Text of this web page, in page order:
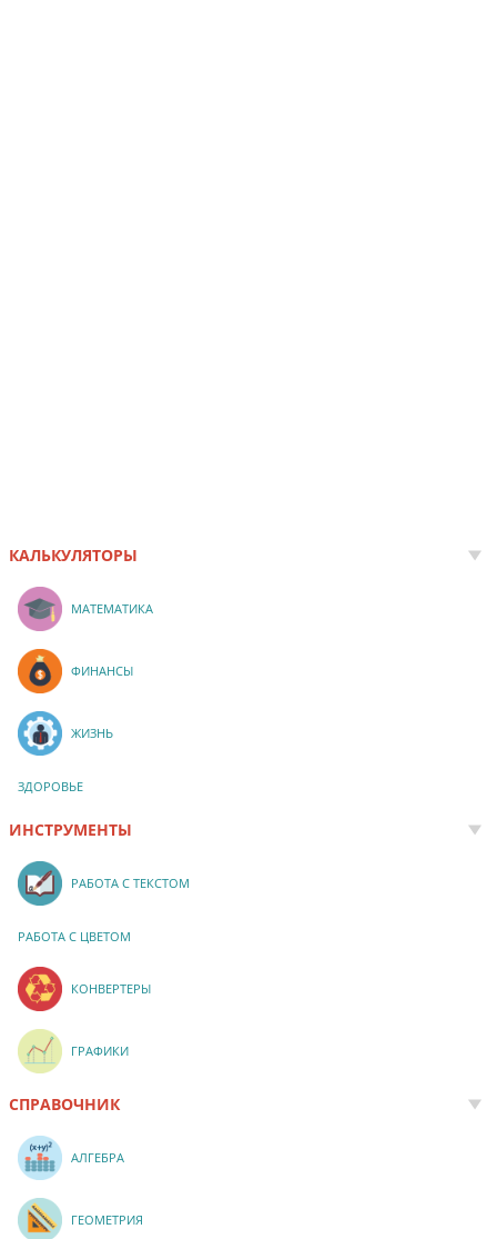
КАЛЬКУЛЯТОРЫ
МАТЕМАТИКА
ФИНАНСЫ
ЖИЗНЬ
ЗДОРОВЬЕ
ИНСТРУМЕНТЫ
РАБОТА С ТЕКСТОМ
РАБОТА С ЦВЕТОМ
КОНВЕРТЕРЫ
ГРАФИКИ
СПРАВОЧНИК
АЛГЕБРА
ГЕОМЕТРИЯ